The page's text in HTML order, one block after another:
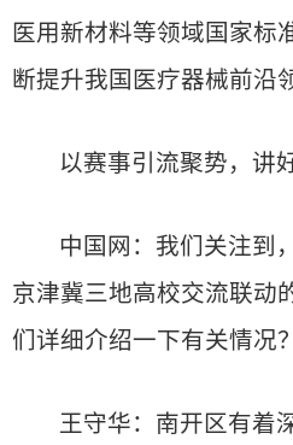
医用新材料等领域国家标
断提升我国医疗器械前沿
以赛事引流聚势，讲
中国网：我们关注到
京津冀三地高校交流联动
们详细介绍一下有关情况？
王守华：南开区有着